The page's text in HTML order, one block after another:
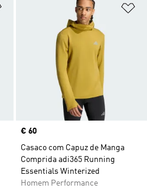
Adicionar à Lista de Desejos
Price
€ 60
Casaco com Capuz de Manga
Comprida adi365 Running
Essentials Winterized
Homem Performance